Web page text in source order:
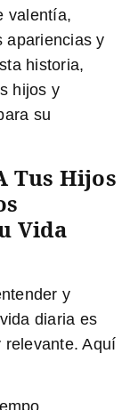
valentía,
apariencias y
historia,
hijos y
su
Tus Hijos
Vida
y
diaria es
relevante. Aquí